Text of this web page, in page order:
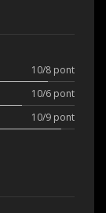
10/8 pont
10/6 pont
10/9 pont